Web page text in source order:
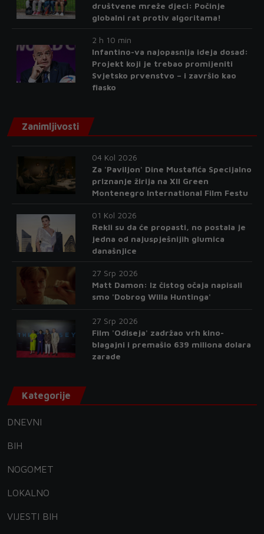
društvene mreže djeci: Počinje
globalni rat protiv algoritama!
2 h 10 min
Infantino-va najopasnija ideja dosad:
Projekt koji je trebao promijeniti
Svjetsko prvenstvo – i završio kao
fiasko
Zanimljivosti
04 Kol 2026
Za 'Paviljon' Dine Mustafića Specijalno
priznanje žirija na XII Green
Montenegro International Film Festu
01 Kol 2026
Rekli su da će propasti, no postala je
jedna od najuspješnijih glumica
današnjice
27 Srp 2026
Matt Damon: Iz čistog očaja napisali
smo 'Dobrog Willa Huntinga'
27 Srp 2026
Film 'Odiseja' zadržao vrh kino-
blagajni i premašio 639 miliona dolara
zarade
Kategorije
DNEVNI
BIH
NOGOMET
LOKALNO
VIJESTI BIH